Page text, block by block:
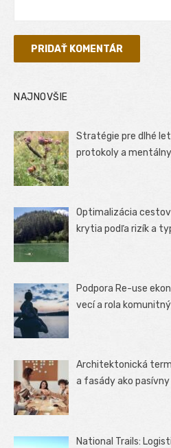
NAJNOVŠIE
Stratégie pre dlhé
protokoly a
Optimalizácia
krytia podľa rizík a
Podpora Re-use
vecí a rola
Architektonická
a fasády ako
National Trails: